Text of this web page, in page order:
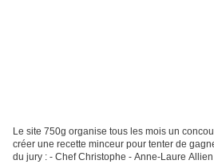
Le site 750g organise tous les mois un
créer une recette minceur pour tenter de
du jury : - Chef Christophe - Anne-Laure